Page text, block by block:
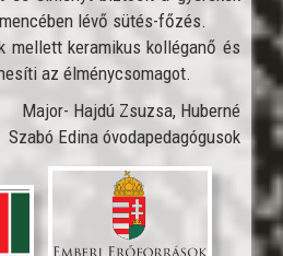
lévő sütés-főzés.
mellett keramikus kolléganő és
az élménycsomagot.
Major- Hajdú Zsuzsa, Huberné
Szabó Edina óvodapedagógusok